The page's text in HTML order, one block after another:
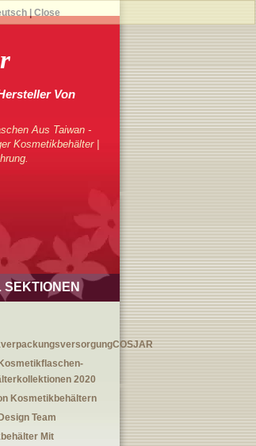
Von
Aus Taiwan -
Kosmetikbehälter |
2020
Kosmetikbehältern
Team
Mit
| Close